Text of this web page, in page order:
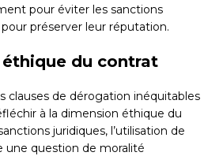
pour éviter les sanctions
préserver leur réputation.
du contrat
clauses de dérogation inéquitables
à la dimension éthique du
juridiques, l’utilisation de
une question de moralité